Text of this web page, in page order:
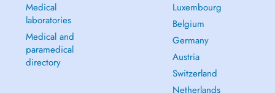
Medical
laboratories
Medical and
paramedical
directory
Luxembourg
Belgium
Germany
Austria
Switzerland
Netherlands